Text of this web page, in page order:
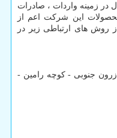
در زمینه واردات ، صادرات
این شرکت اعم از
روش های ارتباطی زیر در
جنوبی - کوچه رامین -